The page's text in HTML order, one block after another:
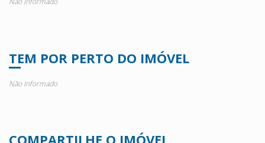
TEM POR PERTO DO IMÓVEL
Não Informado
COMPARTILHE O IMÓVEL